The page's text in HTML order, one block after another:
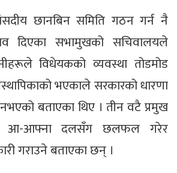
छानबिन समिति गठन गर्न नै
दिएका सभामुखको सचिवालयले
विधेयकको व्यवस्था तोडमोड
भएकाले सरकारको धारणा
बताएका थिए । तीन वटै प्रमुख
आ-आफ्ना दलसँग छलफल गरेर
गराउने बताएका छन् ।